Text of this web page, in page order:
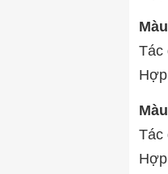
Tác
Tác